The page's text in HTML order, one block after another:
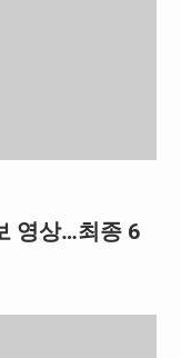
영상…최종 6